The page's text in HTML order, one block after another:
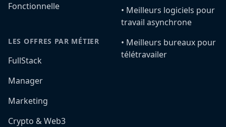
Fonctionnelle
LES OFFRES PAR MÉTIER
FullStack
Manager
Marketing
Crypto & Web3
•️ Meilleurs logiciels pour
travail asynchrone
•️ Meilleurs bureaux pour
télétravailer